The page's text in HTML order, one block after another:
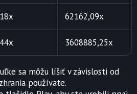
62162,09x
3608885,25x
sa môžu líšiť v závislosti od
používate.